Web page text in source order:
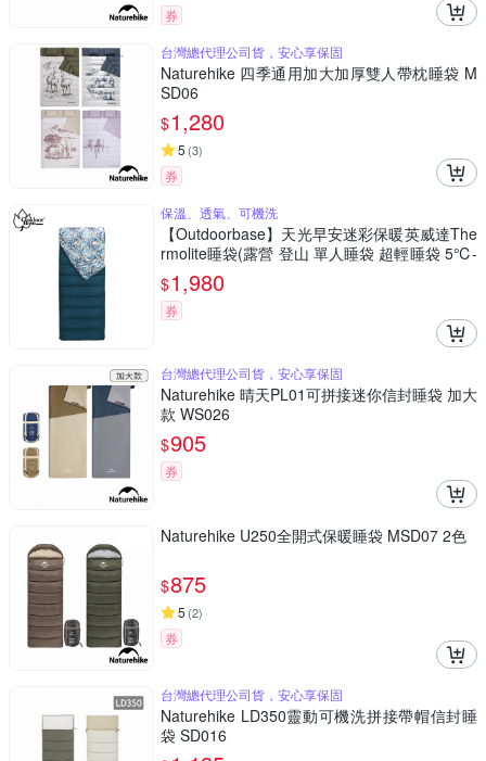
券
台灣總代理公司貨，安心享保固
Naturehike 四季通用加大加厚雙人帶枕睡袋 M
SD06
$1,280
5 (3)
券
保溫、透氣、可機洗
【Outdoorbase】天光早安迷彩保暖英威達The
rmolite睡袋(露營 登山 單人睡袋 超輕睡袋 5℃-
15℃)
$1,980
券
台灣總代理公司貨，安心享保固
Naturehike 晴天PL01可拼接迷你信封睡袋 加大
款 WS026
$905
券
Naturehike U250全開式保暖睡袋 MSD07 2色
$875
5 (2)
券
台灣總代理公司貨，安心享保固
Naturehike LD350靈動可機洗拼接帶帽信封睡
袋 SD016